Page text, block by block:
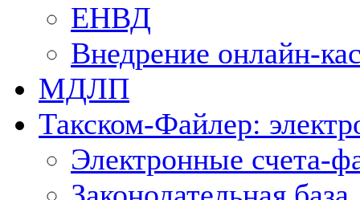
ЕНВД
Внедрение онлайн-
МДЛП
Такском-Файлер:
Электронные счета-